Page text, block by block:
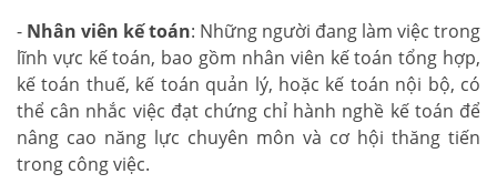
- Nhân viên kế toán: Những người đang làm việc trong
lĩnh vực kế toán, bao gồm nhân viên kế toán tổng hợp,
kế toán thuế, kế toán quản lý, hoặc kế toán nội bộ, có
thể cân nhắc việc đạt chứng chỉ hành nghề kế toán để
nâng cao năng lực chuyên môn và cơ hội thăng tiến
trong công việc.